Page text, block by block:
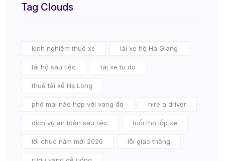
Tag Clouds
kinh nghiệm thuê xe lái xe hộ Hà Giang
lái hộ sau tiệc tai xe tu do
thuê tài xế Hạ Long
phô mai nào hợp với vang đỏ hire a driver
dịch vụ an toàn sau tiệc tuổi thọ lốp xe
lời chúc năm mới 2026 lỗi giao thông